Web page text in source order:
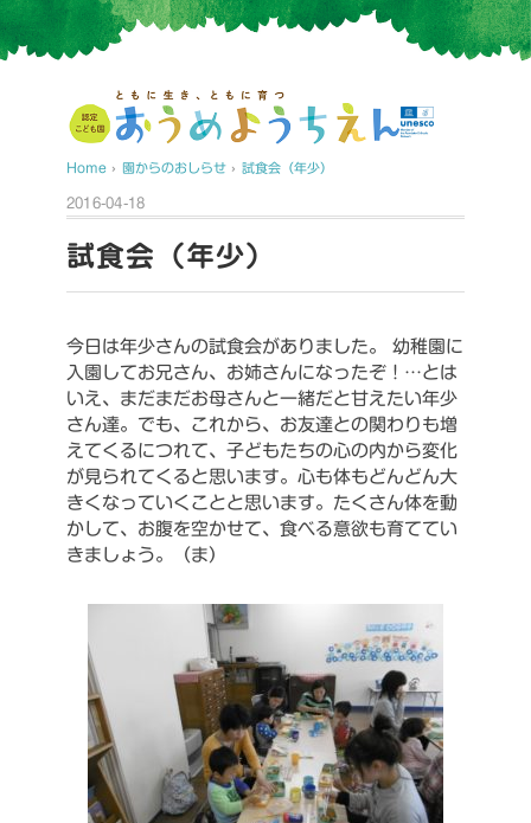
Home › 園からのおしらせ › 試食会（年少）
2016-04-18
試食会（年少）
今日は年少さんの試食会がありました。
幼稚園に
入園してお兄さん、お姉さんになったぞ！…とは
いえ、まだまだお母さんと一緒だと甘えたい年少
さん達。でも、これから、お友達との関わりも増
えてくるにつれて、子どもたちの心の内から変化
が見られてくると思います。心も体もどんどん大
きくなっていくことと思います。たくさん体を動
かして、お腹を空かせて、食べる意欲も育ててい
きましょう。（ま）